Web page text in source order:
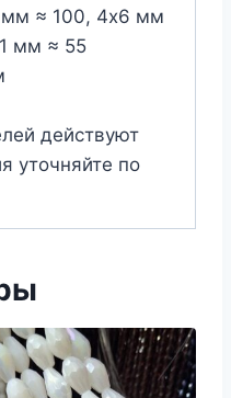
мм ≈ 100, 4х6 мм
мм ≈ 55
действуют
уточняйте по